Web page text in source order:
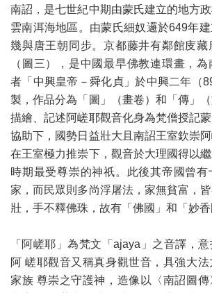
南詔，是七世紀中期由蒙氏建立的地方
雲南洱海地區。由蒙氏細奴邏於649年
幾與唐王朝同步。京都藤井有鄰館庋藏
（圖三），是中國最早佛教連環畫，
者「中興皇帝－舜化貞」於中興二年（
製，作品分為「圖」（畫卷）和「傳」
描繪、記述阿嵯耶觀音化身為梵僧授記
協助下，國勢日益壯大且南詔王室欽崇阿
在王室極力推崇下，觀音於大理國得以
時期最受尊崇的神祇。此後其帝國曾有
家，而民眾則多尚浮屠法，家無貧富，
壯，手不釋佛珠，故有「佛國」和「妙香
「阿嵯耶」為梵文「ajaya」之音譯，意
阿 嵯耶觀音又稱真身觀世音，具強大
家族 尊崇之守護神，造像以〈南詔圖